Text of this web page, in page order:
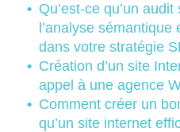
Qu’est-ce qu’un
l’analyse
dans votre stratégie
Création d’un site
appel à une agence
Comment créer un
qu’un site internet